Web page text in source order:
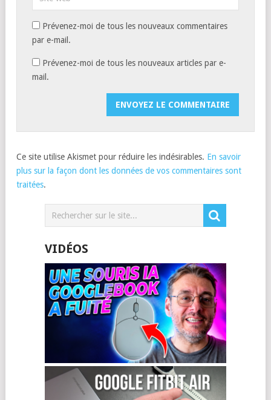
Prévenez-moi de tous les nouveaux commentaires
par e-mail.
Prévenez-moi de tous les nouveaux articles par e-
mail.
Ce site utilise Akismet pour réduire les indésirables. En savoir
plus sur la façon dont les données de vos commentaires sont
traitées.
VIDÉOS